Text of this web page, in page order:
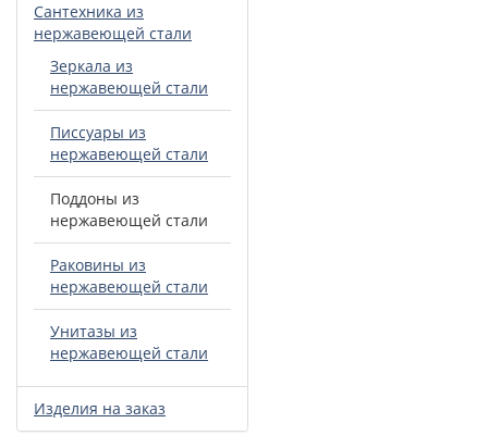
Сантехника из
нержавеющей стали
Зеркала из
нержавеющей стали
Писсуары из
нержавеющей стали
Поддоны из
нержавеющей стали
Раковины из
нержавеющей стали
Унитазы из
нержавеющей стали
Изделия на заказ